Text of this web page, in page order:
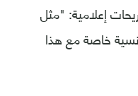
إعلامية: "مثل
خاصة مع هذا